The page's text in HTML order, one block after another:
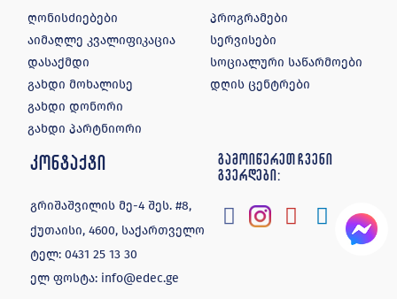
ღონისძიებები
აიმაღლე კვალიფიკაცია
დასაქმდი
გახდი მოხალისე
გახდი დონორი
გახდი პარტნიორი
პროგრამები
სერვისები
სოციალური საწარმოები
დღის ცენტრები
კონტაქტი
გრიშაშვილის მე-4 შეს. #8,
ქუთაისი, 4600, საქართველო
ტელ:0431 25 13 30
ელ ფოსტა: info@edec.ge
გამოიწერეთ ჩვენი
გვერდები: